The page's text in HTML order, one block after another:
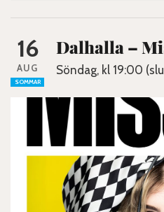
16
AUG
SOMMAR
Dalhalla –
Söndag, kl 19:00